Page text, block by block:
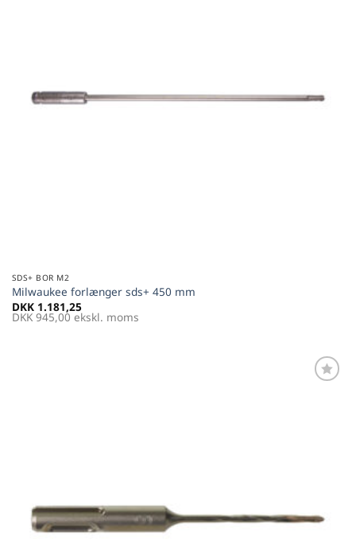
SDS+ BOR M2
Milwaukee forlænger sds+ 450 mm
DKK 1.181,25
DKK 945,00 ekskl. moms